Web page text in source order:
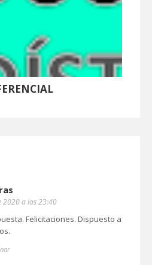
2020 a las 23:40
Felicitaciones. Dispuesto a